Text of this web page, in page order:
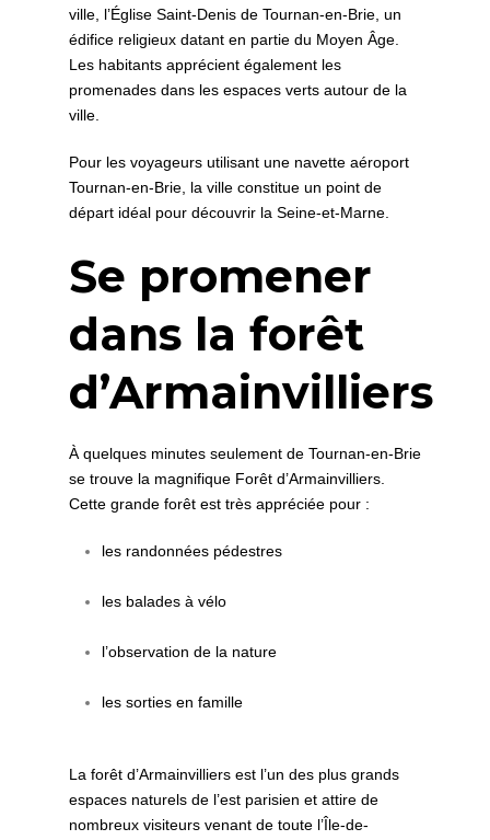
ville, l’Église Saint-Denis de Tournan-en-Brie, un
édifice religieux datant en partie du Moyen Âge.
Les habitants apprécient également les
promenades dans les espaces verts autour de la
ville.
Pour les voyageurs utilisant une navette aéroport
Tournan-en-Brie, la ville constitue un point de
départ idéal pour découvrir la Seine-et-Marne.
Se promener
dans la forêt
d’Armainvilliers
À quelques minutes seulement de Tournan-en-Brie
se trouve la magnifique Forêt d’Armainvilliers.
Cette grande forêt est très appréciée pour :
les randonnées pédestres
les balades à vélo
l’observation de la nature
les sorties en famille
La forêt d’Armainvilliers est l’un des plus grands
espaces naturels de l’est parisien et attire de
nombreux visiteurs venant de toute l’Île-de-